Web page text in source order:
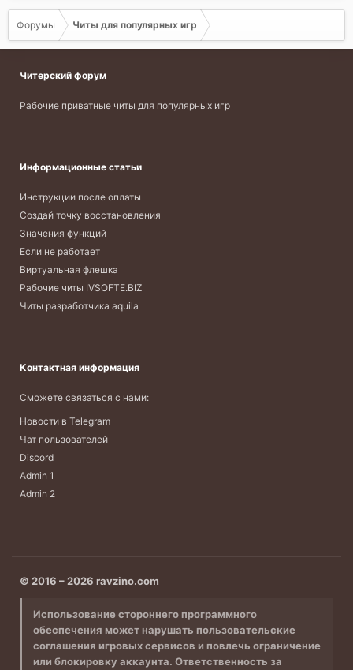
Форумы Читы для популярных игр
Читерский форум
Рабочие приватные читы для популярных игр
Информационные статьи
Инструкции после оплаты
Создай точку восстановления
Значения функций
Если не работает
Виртуальная флешка
Рабочие читы IVSOFTE.BIZ
Читы разработчика aquila
Контактная информация
Сможете связаться с нами:
Новости в Telegram
Чат пользователей
Discord
Admin 1
Admin 2
© 2016 – 2026 ravzino.com
Использование стороннего программного
обеспечения может нарушать пользовательские
соглашения игровых сервисов и повлечь ограничение
или блокировку аккаунта. Ответственность за